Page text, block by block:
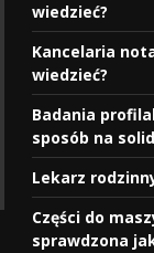
wiedzieć?
Kancelaria
wiedzieć?
Badania
sposób na
Lekarz
Części do
sprawdzona